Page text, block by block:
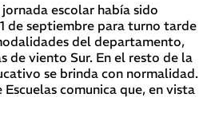
escolar había sido
de septiembre para turno tarde
del departamento,
de viento Sur. En el resto de la
se brinda con normalidad.
comunica que, en vista